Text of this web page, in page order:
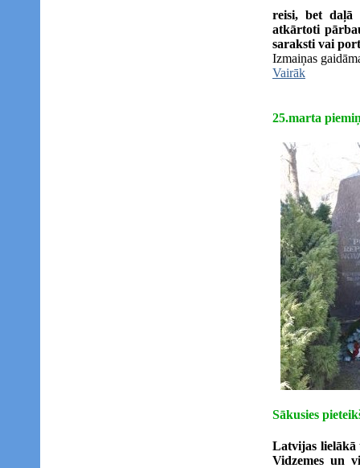
reisi, bet daļā
atkārtoti
saraksti vai
Izmaiņas
Vairāk
25.marta
Sākusies
Latvijas lielākā
Vidzemes un